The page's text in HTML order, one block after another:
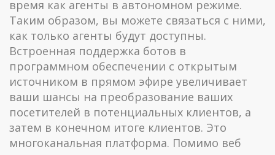
время как агенты в автономном режиме.
Таким образом, вы можете связаться с ними,
как только агенты будут доступны.
Встроенная поддержка ботов в
программном обеспечении с открытым
источником в прямом эфире увеличивает
ваши шансы на преобразование ваших
посетителей в потенциальных клиентов, а
затем в конечном итоге клиентов. Это
многоканальная платформа. Помимо веб